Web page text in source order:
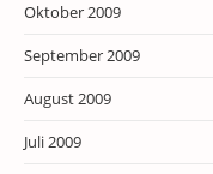
Oktober 2009
September 2009
August 2009
Juli 2009